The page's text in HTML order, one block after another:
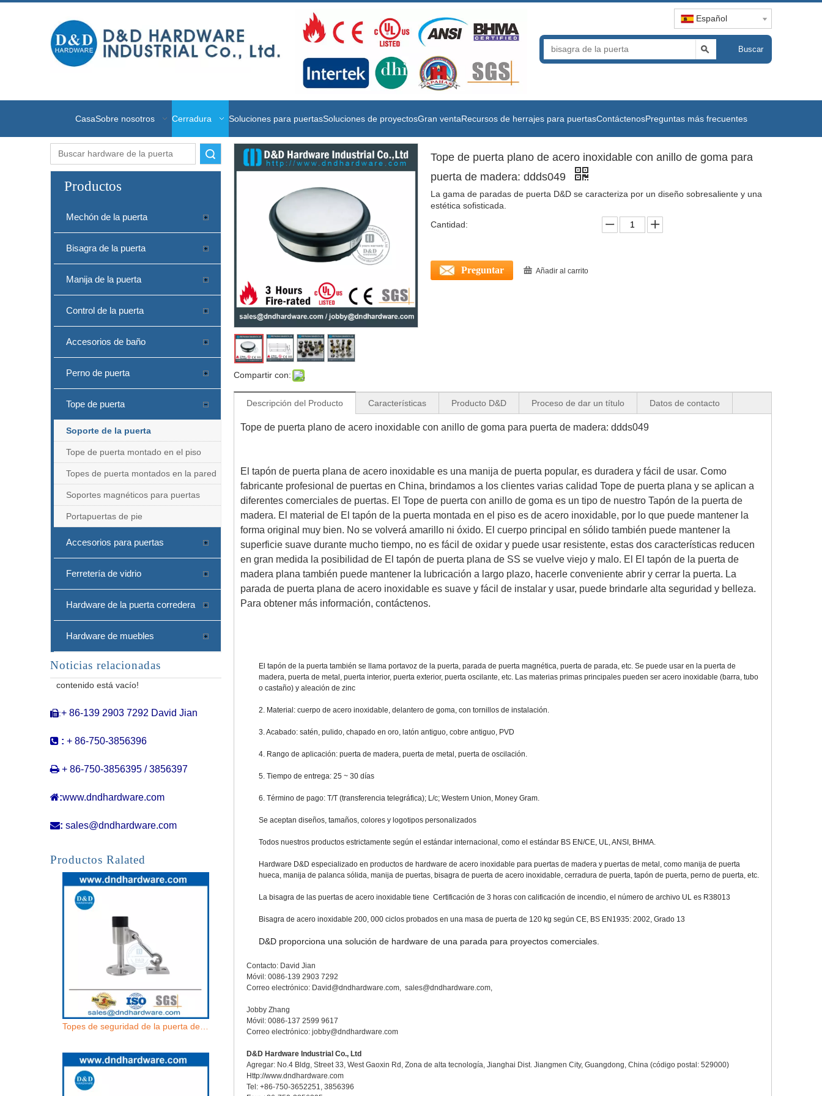
Español
Buscar
CasaSobre nosotros Cerradura Soluciones para puertasSoluciones de proyectosGran ventaRecursos de herrajes para puertasContáctenosPreguntas más frecuentes
Buscar
Productos
Mechón de la puerta
Bisagra de la puerta
Manija de la puerta
Control de la puerta
Accesorios de baño
Perno de puerta
Tope de puerta
Soporte de la puerta
Tope de puerta montado en el piso
Topes de puerta montados en la pared
Soportes magnéticos para puertas
Portapuertas de pie
Accesorios para puertas
Ferretería de vidrio
Hardware de la puerta corredera
Hardware de muebles
Noticias relacionadas
contenido está vacío!
:+ 86-139 2903 7292 David Jian
 : + 86-750-3856396
 + 86-750-3856395 / 3856397
:www.dndhardware.com
: sales@dndhardware.com
Productos Ralated
Compartir con:
Tope de puerta plano de acero inoxidable con anillo de goma para
puerta de madera: ddds049
La gama de paradas de puerta D&D se caracteriza por un diseño sobresaliente y una
estética sofisticada.
Cantidad:
Preguntar Añadir al carrito
Descripción del Producto Características Producto D&D Proceso de dar un título Datos de contacto
Tope de puerta plano de acero inoxidable con anillo de goma para puerta de madera: ddds049
El tapón de puerta plana de acero inoxidable es una manija de puerta popular, es duradera y fácil de usar. Como
fabricante profesional de puertas en China, brindamos a los clientes varias calidad Tope de puerta plana y se aplican a
diferentes comerciales de puertas. El Tope de puerta con anillo de goma es un tipo de nuestro Tapón de la puerta de
madera. El material de El tapón de la puerta montada en el piso es de acero inoxidable, por lo que puede mantener la
forma original muy bien. No se volverá amarillo ni óxido. El cuerpo principal en sólido también puede mantener la
superficie suave durante mucho tiempo, no es fácil de oxidar y puede usar resistente, estas dos características reducen
en gran medida la posibilidad de El tapón de puerta plana de SS se vuelve viejo y malo. El
El tapón de la puerta de
madera plana también puede mantener la lubricación a largo plazo, hacerle conveniente abrir y cerrar la puerta. La
parada de puerta plana de acero inoxidable es suave y fácil de instalar y usar, puede brindarle alta seguridad y belleza.
Para obtener más información, contáctenos.
El tapón de la puerta también se llama portavoz de la puerta, parada de puerta magnética, puerta de parada, etc. Se puede usar en la puerta de
madera, puerta de metal, puerta interior, puerta exterior, puerta oscilante, etc. Las materias primas principales pueden ser acero inoxidable (barra, tubo
o castaño) y aleación de zinc
2. Material: cuerpo de acero inoxidable, delantero de goma, con tornillos de instalación.
3. Acabado: satén, pulido, chapado en oro, latón antiguo, cobre antiguo, PVD
4. Rango de aplicación: puerta de madera, puerta de metal, puerta de oscilación.
5. Tiempo de entrega: 25 ~ 30 días
6. Término de pago: T/T (transferencia telegráfica); L/c; Western Union, Money Gram.
Se aceptan diseños, tamaños, colores y logotipos personalizados
Todos nuestros productos estrictamente según el estándar internacional, como el estándar BS EN/CE, UL, ANSI, BHMA.
Hardware D&D especializado en productos de hardware de acero inoxidable para puertas de madera y puertas de metal, como manija de puerta
hueca, manija de palanca sólida, manija de puertas, bisagra de puerta de acero inoxidable, cerradura de puerta, tapón de puerta, perno de puerta, etc.
La bisagra de las puertas de acero inoxidable tiene Certificación de 3 horas con calificación de incendio, el número de archivo UL es R38013
Bisagra de acero inoxidable 200, 000 ciclos probados en una masa de puerta de 120 kg según CE, BS EN1935: 2002, Grado 13
D&D proporciona una solución de hardware de una parada para proyectos comerciales.
Contacto: David Jian
Móvil: 0086-139 2903 7292
Correo electrónico: David@dndhardware.com, sales@dndhardware.com,
Jobby Zhang
Móvil: 0086-137 2599 9617
Correo electrónico: jobby@dndhardware.com
D&D Hardware Industrial Co., Ltd
Agregar: No.4 Bldg, Street 33, West Gaoxin Rd, Zona de alta tecnología, Jianghai Dist. Jiangmen City, Guangdong, China (código postal: 529000)
Http://www.dndhardware.com
Tel: +86-750-3652251, 3856396